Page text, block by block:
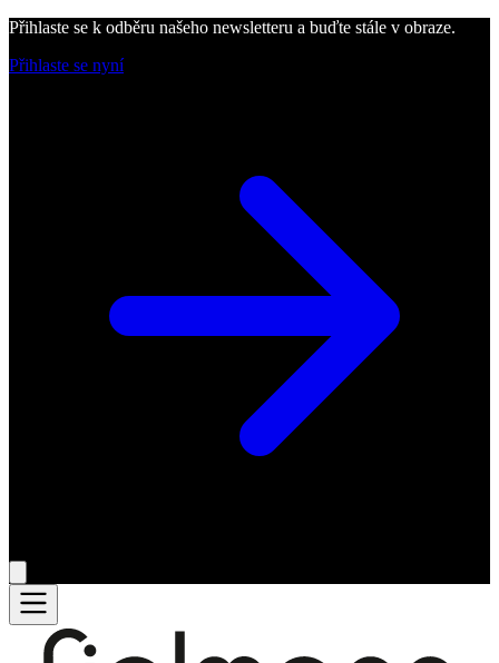
Přihlaste se k odběru našeho newsletteru a buďte stále v obraze.
Přihlaste se nyní